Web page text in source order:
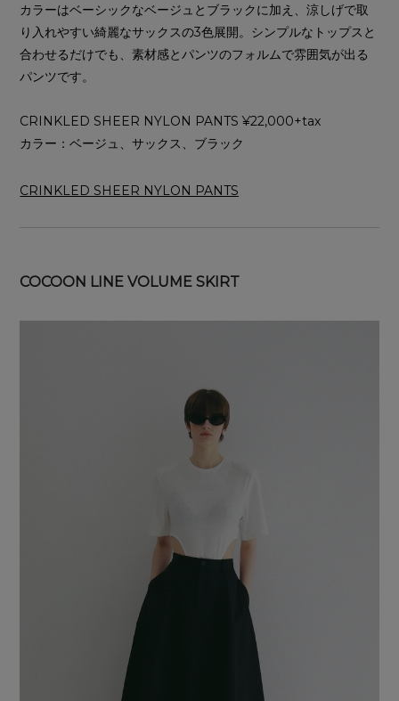
カラーはベーシックなベージュとブラックに加え、涼しげで取
り入れやすい綺麗なサックスの3色展開。シンプルなトップスと
合わせるだけでも、素材感とパンツのフォルムで雰囲気が出る
パンツです。
CRINKLED SHEER NYLON PANTS ¥22,000+tax
カラー：ベージュ、サックス、ブラック
CRINKLED SHEER NYLON PANTS
COCOON LINE VOLUME SKIRT